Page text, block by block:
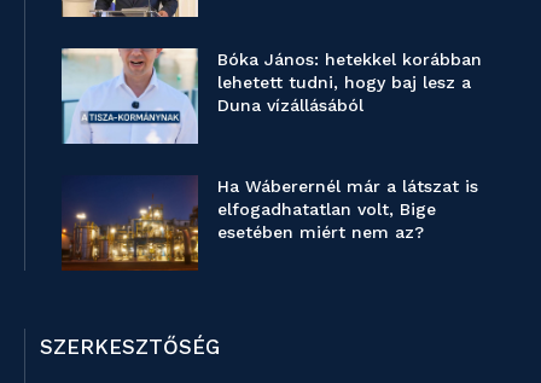
Bóka János: hetekkel korábban
lehetett tudni, hogy baj lesz a
Duna vízállásából
Ha Wáberernél már a látszat is
elfogadhatatlan volt, Bige
esetében miért nem az?
SZERKESZTŐSÉG